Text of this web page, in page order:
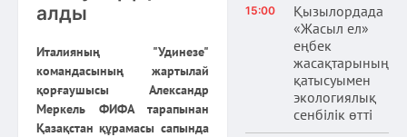
алды
Италияның "Удинезе"
командасының жартылай
қорғаушысы Александр
Меркель ФИФА тарапынан
Қазақстан құрамасы сапында
15:00
Қызылордада
«Жасыл ел»
еңбек
жасақтарының
қатысуымен
экологиялық
сенбілік өтті